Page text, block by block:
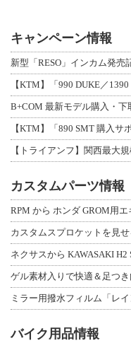
キャンペーン情報
【KTM】「990 DUKE／
【KTM】「890 SMT 購入
カスタムパーツ情報
ネクサスから KAWASAKI
バイク用品情報